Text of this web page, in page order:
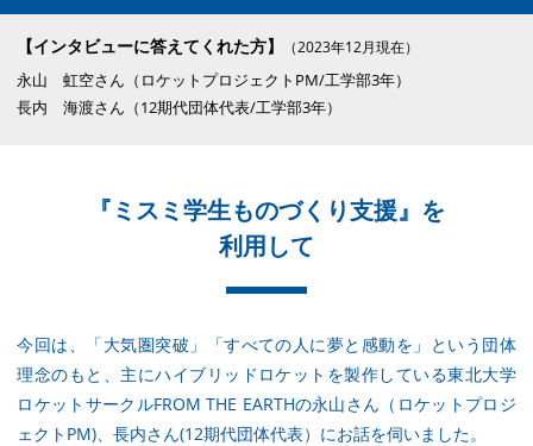
【インタビューに答えてくれた方】 （2023年12月現在）
永山 虹空さん（ロケットプロジェクトPM/工学部3年）
長内 海渡さん（12期代団体代表/工学部3年）
『ミスミ学生ものづくり支援』を
利用して
今回は、「大気圏突破」「すべての人に夢と感動を」という団体
理念のもと、主にハイブリッドロケットを製作している東北大学
ロケットサークルFROM THE EARTHの永山さん（ロケットプロジ
ェクトPM)、長内さん(12期代団体代表）にお話を伺いました。